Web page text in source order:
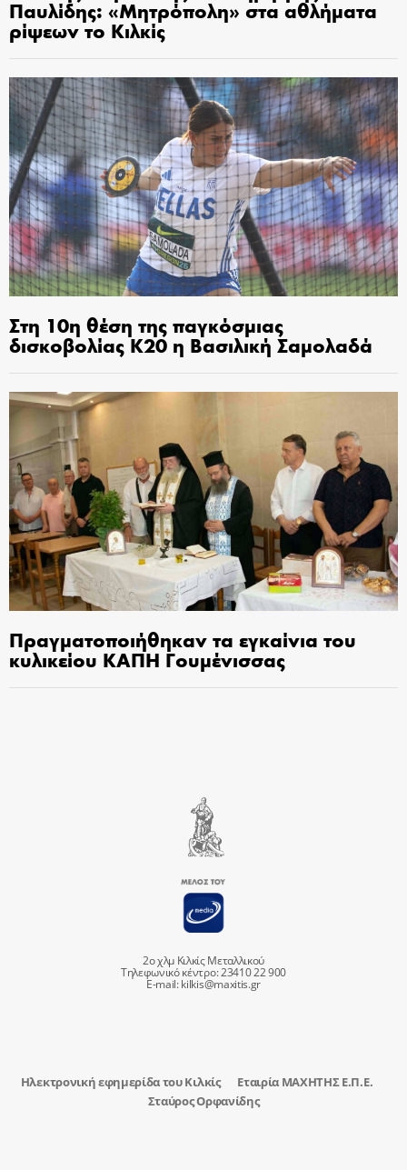
Παυλίδης: «Μητρόπολη» στα αθλήματα
ρίψεων το Κιλκίς
Στη 10η θέση της παγκόσμιας
δισκοβολίας Κ20 η Βασιλική Σαμολαδά
Πραγματοποιήθηκαν τα εγκαίνια του
κυλικείου ΚΑΠΗ Γουμένισσας
2ο χλμ Κιλκίς Μεταλλικού
Τηλεφωνικό κέντρο: 23410 22 900
E-mail:kilkis@maxitis.gr
Ηλεκτρονική εφημερίδα του Κιλκίς
Εταιρία ΜΑΧΗΤΗΣ Ε.Π.Ε.
Σταύρος Ορφανίδης